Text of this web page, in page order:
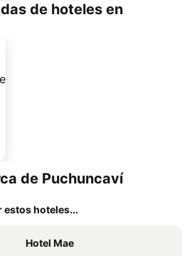
de hoteles en
de Puchuncaví
estos hoteles...
Hotel Mae